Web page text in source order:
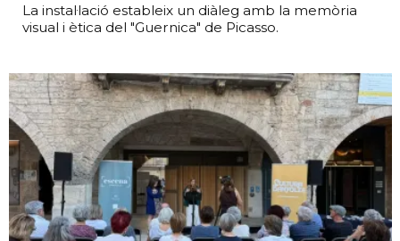
La instal·lació estableix un diàleg amb la memòria
visual i ètica del "Guernica" de Picasso.